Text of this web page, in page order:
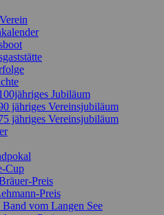
Jubiläum
jähriges Vereinsjubiläum
jähriges Vereinsjubiläum
Cup
Preis
Preis
Band vom Langen See